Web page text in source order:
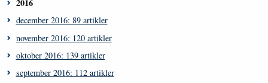
2016
december 2016: 89 artikler
november 2016: 120 artikler
oktober 2016: 139 artikler
september 2016: 112 artikler